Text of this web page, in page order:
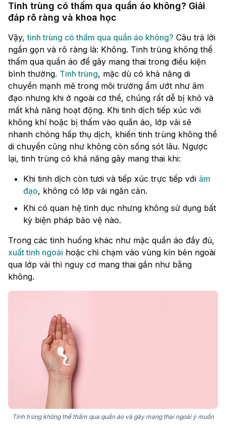
Tinh trùng có thấm qua quần áo không? Giải
đáp rõ ràng và khoa học
Vậy,tinh trùng có thấm qua quần áo không? Câu trả lời
ngắn gọn và rõ ràng là: Không. Tinh trùng không thể
thấm qua quần áo để gây mang thai trong điều kiện
bình thường. Tinh trùng, mặc dù có khả năng di
chuyển mạnh mẽ trong môi trường ẩm ướt như âm
đạo nhưng khi ở ngoài cơ thể, chúng rất dễ bị khô và
mất khả năng hoạt động. Khi tinh dịch tiếp xúc với
không khí hoặc bị thấm vào quần áo, lớp vải sẽ
nhanh chóng hấp thụ dịch, khiến tinh trùng không thể
di chuyển cũng như không còn sống sót lâu. Ngược
lại, tinh trùng có khả năng gây mang thai khi:
Khi tinh dịch còn tươi và tiếp xúc trực tiếp với âm
đạo, không có lớp vải ngăn cản.
Khi có quan hệ tình dục nhưng không sử dụng bất
kỳ biện pháp bảo vệ nào.
Trong các tình huống khác như mặc quần áo đầy đủ,
xuất tinh ngoài hoặc chỉ chạm vào vùng kín bên ngoài
qua lớp vải thì nguy cơ mang thai gần như bằng
không.
Tinh trùng không thể thấm qua quần áo và gây mang thai ngoài ý muốn